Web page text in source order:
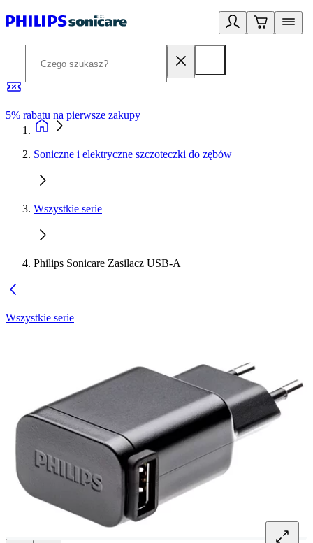
5% rabatu na pierwsze zakupy
Soniczne i elektryczne szczoteczki do zębów
Wszystkie serie
Philips Sonicare Zasilacz USB-A
Wszystkie serie